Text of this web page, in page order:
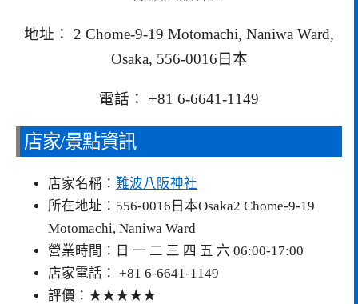
地址： 2 Chome-9-19 Motomachi, Naniwa Ward,
Osaka, 556-0016日本
電話： +81 6-6641-1149
店家/景點資訊
店家名稱： 難波八阪神社
所在地址：556-0016日本Osaka2 Chome-9-19
Motomachi, Naniwa Ward
營業時間：日 一 二 三 四 五 六 06:00-17:00
店家電話： +81 6-6641-1149
評價：★★★★★